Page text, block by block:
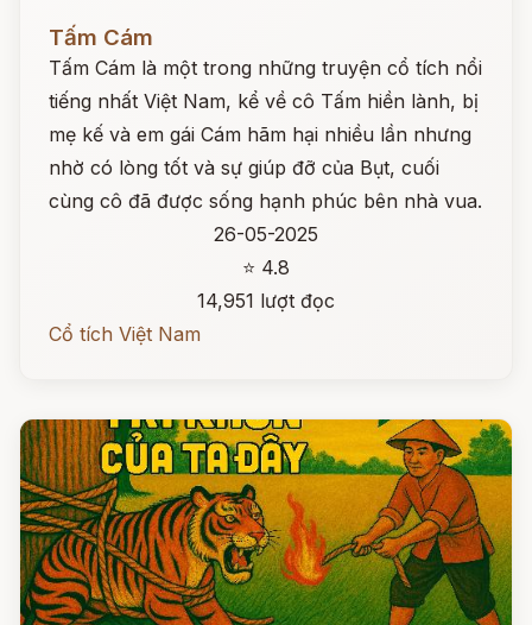
Đọc ngay
Tấm Cám
Tấm Cám là một trong những truyện cổ tích nổi
tiếng nhất Việt Nam, kể về cô Tấm hiền lành, bị
mẹ kế và em gái Cám hãm hại nhiều lần nhưng
nhờ có lòng tốt và sự giúp đỡ của Bụt, cuối
cùng cô đã được sống hạnh phúc bên nhà vua.
26-05-2025
⭐ 4.8
14,951 lượt đọc
Cổ tích Việt Nam